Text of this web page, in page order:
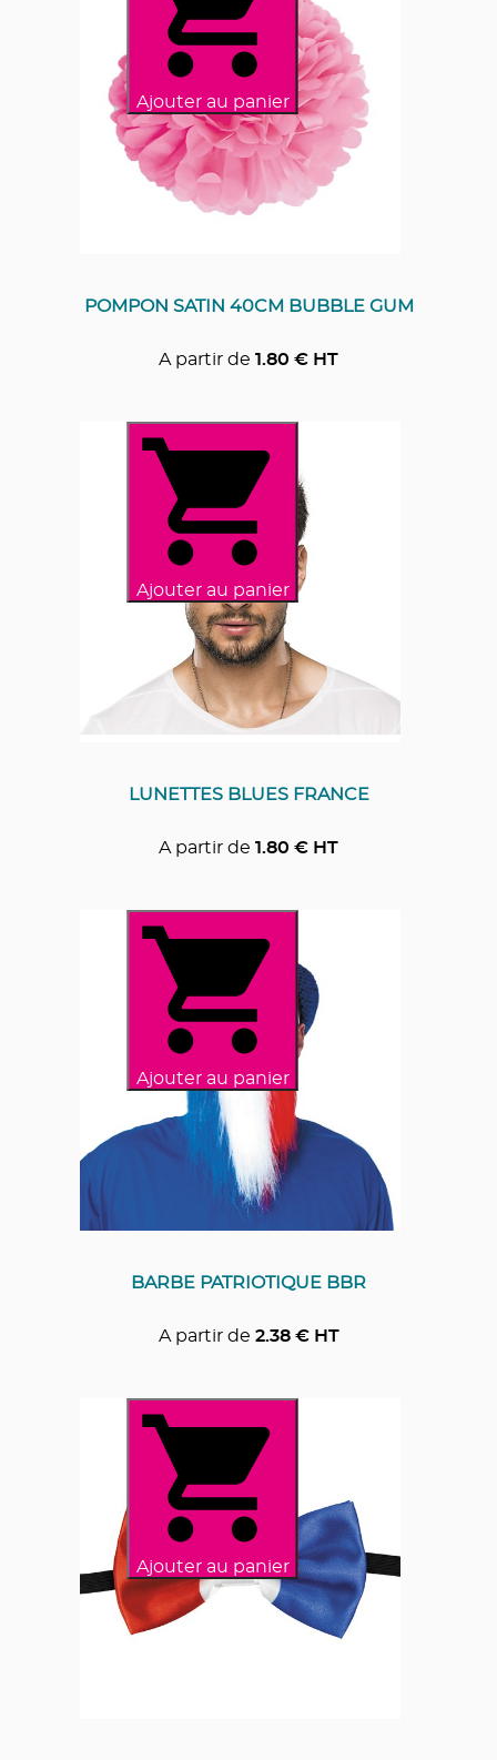
Ajouter au panier
POMPON SATIN 40CM BUBBLE GUM
A partir de 1.80 € HT
Ajouter au panier
LUNETTES BLUES FRANCE
A partir de 1.80 € HT
Ajouter au panier
BARBE PATRIOTIQUE BBR
A partir de 2.38€ HT
Ajouter au panier